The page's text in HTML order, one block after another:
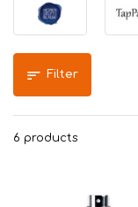
Filter
6 products